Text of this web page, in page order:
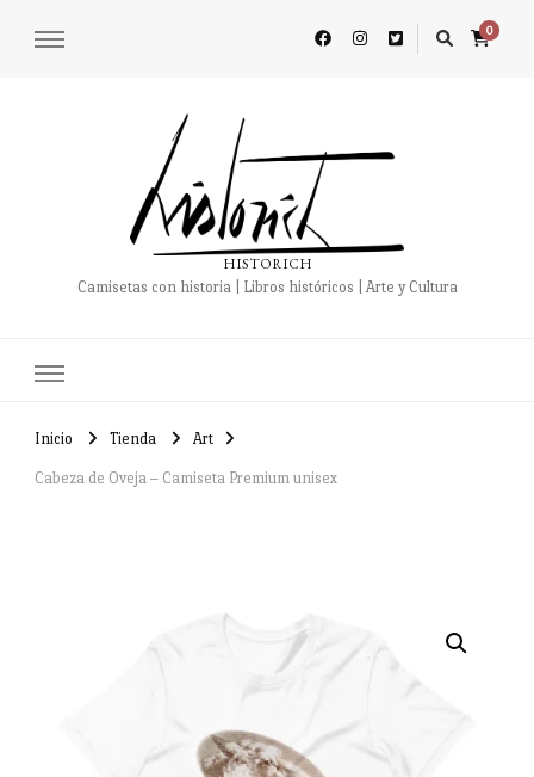
0
HISTORICH
Camisetas con historia | Libros históricos | Arte y Cultura
Inicio Tienda Art
Cabeza de Oveja – Camiseta Premium unisex